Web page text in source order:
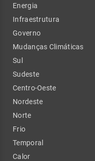
Energia
Infraestrutura
Governo
Mudanças Climáticas
Sul
Sudeste
Centro-Oeste
Nordeste
Norte
Frio
Temporal
Calor